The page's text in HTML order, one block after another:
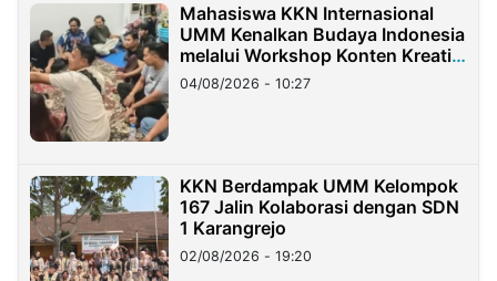
Mahasiswa KKN Internasional
UMM Kenalkan Budaya Indonesia
melalui Workshop Konten Kreatif
di Taiwan
04/08/2026 - 10:27
KKN Berdampak UMM Kelompok
167 Jalin Kolaborasi dengan SDN
1 Karangrejo
02/08/2026 - 19:20